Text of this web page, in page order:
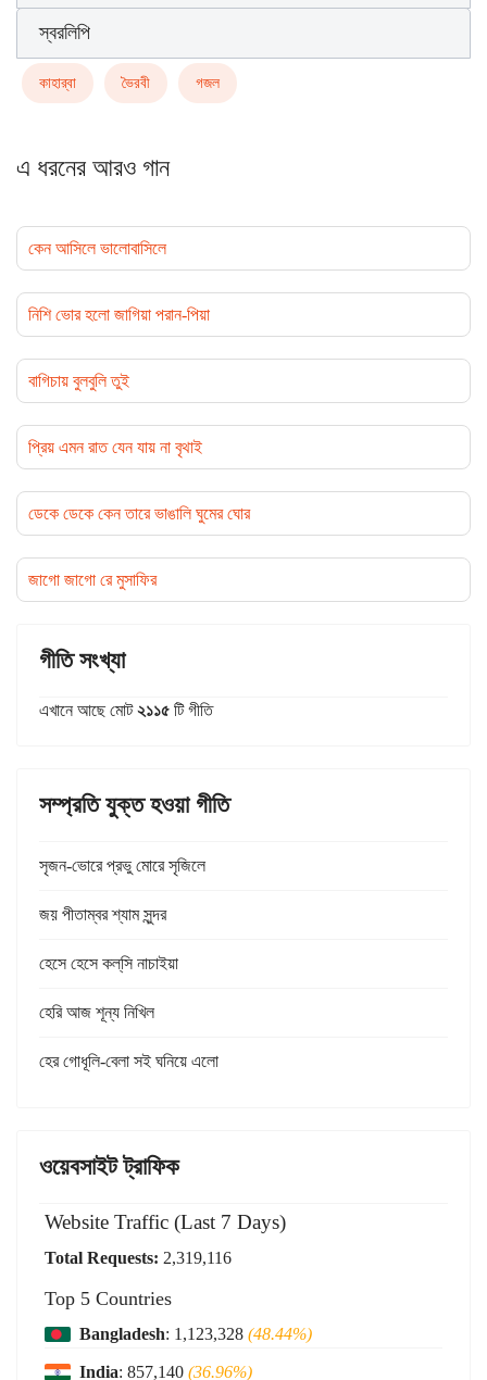
স্বরলিপি
কাহার্‌বা ভৈরবী গজল
এ ধরনের আরও গান
কেন আসিলে ভালোবাসিলে
নিশি ভোর হলো জাগিয়া পরান-পিয়া
বাগিচায় বুলবুলি তুই
প্রিয় এমন রাত যেন যায় না বৃথাই
ডেকে ডেকে কেন তারে ভাঙালি ঘুমের ঘোর
জাগো জাগো রে মুসাফির
গীতি সংখ্যা
এখানে আছে মোট২১১৫ টি গীতি
সম্প্রতি যুক্ত হওয়া গীতি
সৃজন-ভোরে প্রভু মোরে সৃজিলে
জয় পীতাম্বর শ্যাম সুন্দর
হেসে হেসে কল্‌সি নাচাইয়া
হেরি আজ শূন্য নিখিল
হের গোধূলি-বেলা সই ঘনিয়ে এলো
ওয়েবসাইট ট্রাফিক
Website Traffic (Last 7 Days)
Total Requests: 2,319,116
Top 5 Countries
Bangladesh: 1,123,328 (48.44%)
India: 857,140 (36.96%)